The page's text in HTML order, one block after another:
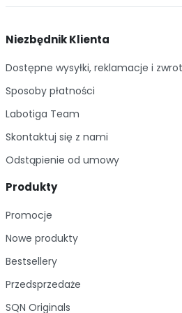
Niezbędnik Klienta
Dostępne wysyłki, reklamacje i
Sposoby płatności
Labotiga Team
Skontaktuj się z nami
Odstąpienie od umowy
Produkty
Promocje
Nowe produkty
Bestsellery
Przedsprzedaże
SQN Originals